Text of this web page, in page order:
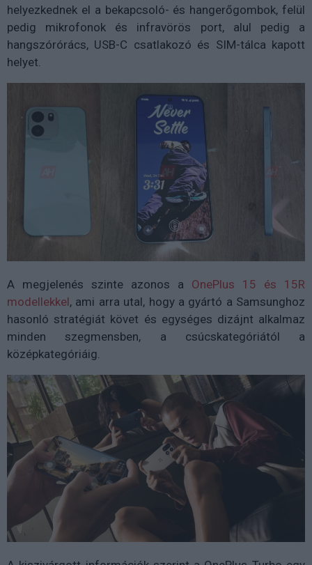
helyezkednek el a bekapcsoló- és hangerőgombok, felül
pedig mikrofonok és infravörös port, alul pedig a
hangszórórács, USB-C csatlakozó és SIM-tálca kapott
helyet.
A megjelenés szinte azonos a OnePlus 15 és 15R
modellekkel, ami arra utal, hogy a gyártó a Samsunghoz
hasonló stratégiát követ és egységes dizájnt alkalmaz
minden szegmensben, a csúcskategóriától a
középkategóriáig.